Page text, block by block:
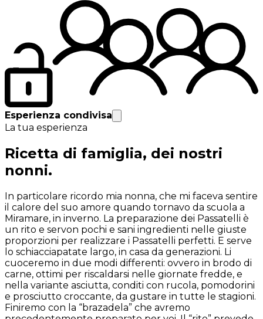
Esperienza condivisa
La tua esperienza
Ricetta di famiglia, dei nostri
nonni.
In particolare ricordo mia nonna, che mi faceva sentire
il calore del suo amore quando tornavo da scuola a
Miramare, in inverno. La preparazione dei Passatelli è
un rito e servon pochi e sani ingredienti nelle giuste
proporzioni per realizzare i Passatelli perfetti. E serve
lo schiacciapatate largo, in casa da generazioni. Li
cuoceremo in due modi differenti: ovvero in brodo di
carne, ottimi per riscaldarsi nelle giornate fredde, e
nella variante asciutta, conditi con rucola, pomodorini
e prosciutto croccante, da gustare in tutte le stagioni.
Finiremo con la “brazadela” che avremo